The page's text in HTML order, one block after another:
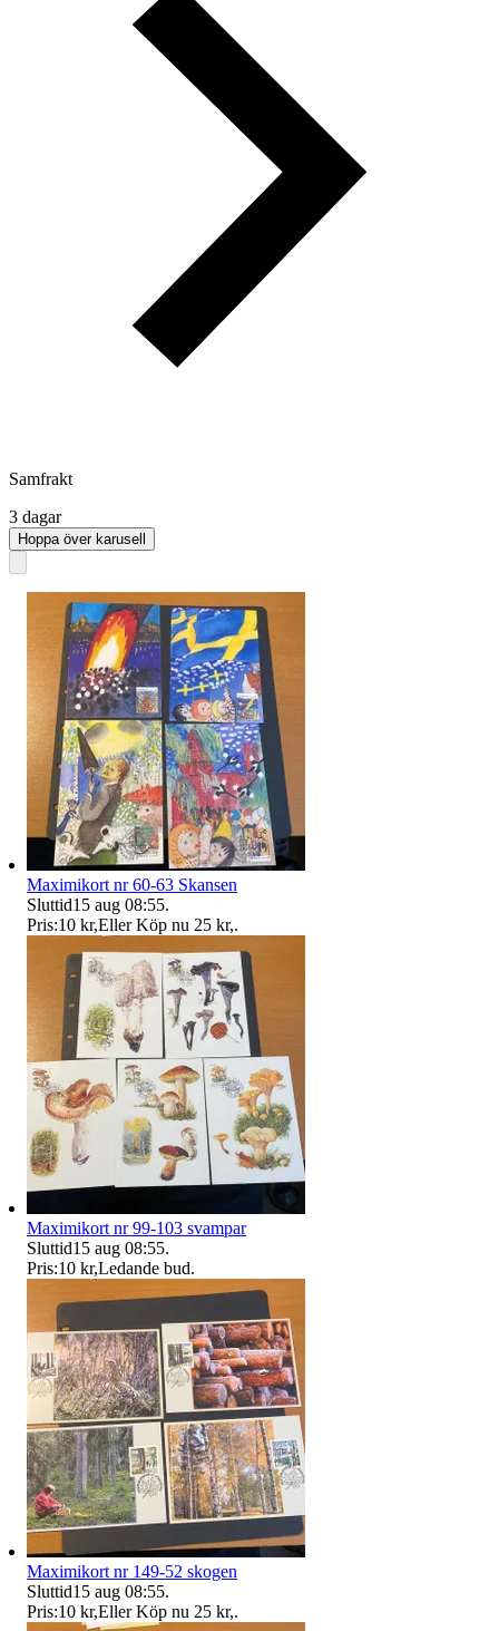
Samfrakt
3 dagar
Hoppa över karusell
Maximikort nr 60-63 Skansen
Sluttid15 aug 08:55.
Pris:10 kr,Eller Köp nu 25 kr,.
Maximikort nr 99-103 svampar
Sluttid15 aug 08:55.
Pris:10 kr,Ledande bud.
Maximikort nr 149-52 skogen
Sluttid15 aug 08:55.
Pris:10 kr,Eller Köp nu 25 kr,.